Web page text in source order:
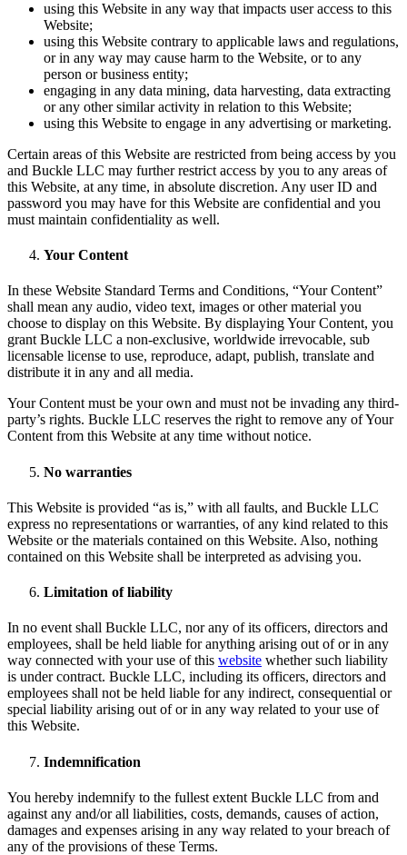
using this Website in any way that impacts user access to this
Website;
using this Website contrary to applicable laws and regulations,
or in any way may cause harm to the Website, or to any
person or business entity;
engaging in any data mining, data harvesting, data extracting
or any other similar activity in relation to this Website;
using this Website to engage in any advertising or marketing.
Certain areas of this Website are restricted from being access by you
and Buckle LLC may further restrict access by you to any areas of
this Website, at any time, in absolute discretion. Any user ID and
password you may have for this Website are confidential and you
must maintain confidentiality as well.
Your Content
In these Website Standard Terms and Conditions, “Your Content”
shall mean any audio, video text, images or other material you
choose to display on this Website. By displaying Your Content, you
grant Buckle LLC a non-exclusive, worldwide irrevocable, sub
licensable license to use, reproduce, adapt, publish, translate and
distribute it in any and all media.
Your Content must be your own and must not be invading any third-
party’s rights. Buckle LLC reserves the right to remove any of Your
Content from this Website at any time without notice.
No warranties
This Website is provided “as is,” with all faults, and Buckle LLC
express no representations or warranties, of any kind related to this
Website or the materials contained on this Website. Also, nothing
contained on this Website shall be interpreted as advising you.
Limitation of liability
In no event shall Buckle LLC, nor any of its officers, directors and
employees, shall be held liable for anything arising out of or in any
way connected with your use of this website whether such liability
is under contract. Buckle LLC, including its officers, directors and
employees shall not be held liable for any indirect, consequential or
special liability arising out of or in any way related to your use of
this Website.
Indemnification
You hereby indemnify to the fullest extent Buckle LLC from and
against any and/or all liabilities, costs, demands, causes of action,
damages and expenses arising in any way related to your breach of
any of the provisions of these Terms.